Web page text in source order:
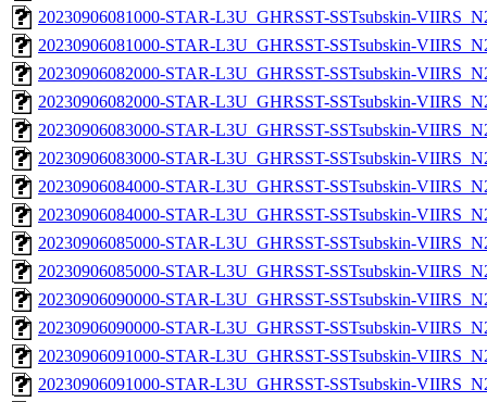
20230906081000-STAR-L3U_GHRSST-SSTsubskin-
20230906081000-STAR-L3U_GHRSST-SSTsubskin-
20230906082000-STAR-L3U_GHRSST-SSTsubskin-
20230906082000-STAR-L3U_GHRSST-SSTsubskin-
20230906083000-STAR-L3U_GHRSST-SSTsubskin-
20230906083000-STAR-L3U_GHRSST-SSTsubskin-
20230906084000-STAR-L3U_GHRSST-SSTsubskin-
20230906084000-STAR-L3U_GHRSST-SSTsubskin-
20230906085000-STAR-L3U_GHRSST-SSTsubskin-
20230906085000-STAR-L3U_GHRSST-SSTsubskin-
20230906090000-STAR-L3U_GHRSST-SSTsubskin-
20230906090000-STAR-L3U_GHRSST-SSTsubskin-
20230906091000-STAR-L3U_GHRSST-SSTsubskin-
20230906091000-STAR-L3U_GHRSST-SSTsubskin-